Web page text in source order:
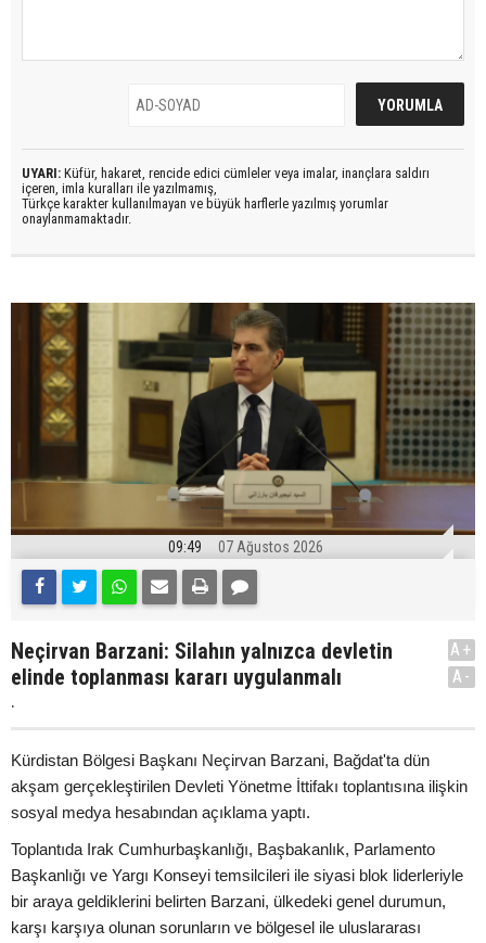
UYARI: Küfür, hakaret, rencide edici cümleler veya imalar, inançlara saldırı
içeren, imla kuralları ile yazılmamış,
Türkçe karakter kullanılmayan ve büyük harflerle yazılmış yorumlar
onaylanmamaktadır.
09:49 07 Ağustos 2026
Neçirvan Barzani: Silahın yalnızca devletin
elinde toplanması kararı uygulanmalı
.
A+
A-
Kürdistan Bölgesi Başkanı Neçirvan Barzani, Bağdat'ta dün
akşam gerçekleştirilen Devleti Yönetme İttifakı toplantısına ilişkin
sosyal medya hesabından açıklama yaptı.
Toplantıda Irak Cumhurbaşkanlığı, Başbakanlık, Parlamento
Başkanlığı ve Yargı Konseyi temsilcileri ile siyasi blok liderleriyle
bir araya geldiklerini belirten Barzani, ülkedeki genel durumun,
karşı karşıya olunan sorunların ve bölgesel ile uluslararası